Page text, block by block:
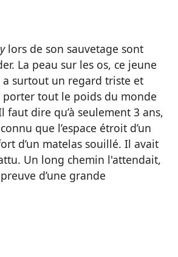
lors de son sauvetage sont
La peau sur les os, ce jeune
a surtout un regard triste et
tout le poids du monde
faut dire qu’à seulement 3 ans,
que l’espace étroit d’un
d’un matelas souillé. Il avait
Un long chemin l'attendait,
d’une grande